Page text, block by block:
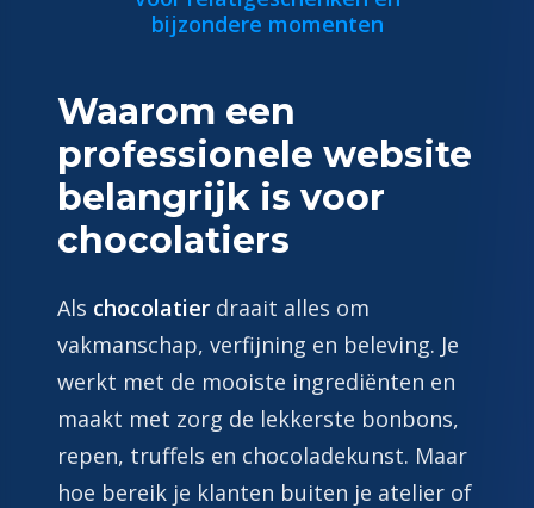
bijzondere momenten
Waarom een
professionele website
belangrijk is voor
chocolatiers
Als chocolatier draait alles om
vakmanschap, verfijning en beleving. Je
werkt met de mooiste ingrediënten en
maakt met zorg de lekkerste bonbons,
repen, truffels en chocoladekunst. Maar
hoe bereik je klanten buiten je atelier of